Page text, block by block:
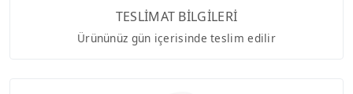
TESLİMAT BİLGİLERİ
Ürününüz gün içerisinde teslim edilir